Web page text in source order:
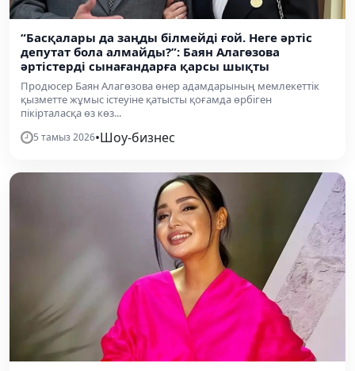
“Басқалары да заңды білмейді ғой. Неге әртіс
депутат бола алмайды?”: Баян Алагөзова
әртістерді сынағандарға қарсы шықты
Продюсер Баян Алагөзова өнер адамдарының мемлекеттік
қызметте жұмыс істеуіне қатысты қоғамда өрбіген
пікірталасқа өз көз...
5 тамыз 2026•Шоу-бизнес